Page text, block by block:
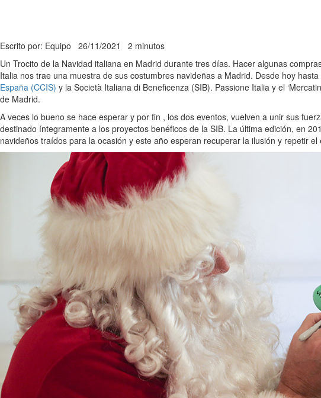
Escrito por: Equipo 26/11/2021 2 minutos
Un Trocito de la Navidad italiana en Madrid durante tres días. Hacer algunas
Italia nos trae una muestra de sus costumbres navideñas a Madrid. Desde hoy
España (CCIS) y la Società Italiana di Beneficenza (SIB). Passione Italia y el
de Madrid.
A veces lo bueno se hace esperar y por fin , los dos eventos, vuelven a unir sus
destinado íntegramente a los proyectos benéficos de la SIB. La última edición, en
navideños traídos para la ocasión y este año esperan recuperar la ilusión y repetir el